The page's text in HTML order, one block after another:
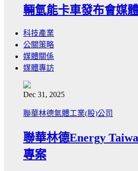
輛氫能卡車發布會媒
科技產業
公關策略
媒體關係
媒體專訪
Dec 31, 2025
聯華林德氣體工業(股)公司
聯華林德Energy
專案